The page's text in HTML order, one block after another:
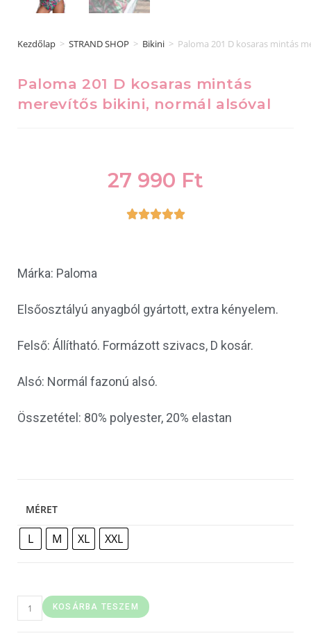
Kezdőlap > STRAND SHOP > Bikini > Paloma 201 D kosaras mintás
Paloma 201 D kosaras mintás
merevítős bikini, normál alsóval
27 990 Ft

Márka: Paloma
Elsőosztályú anyagból gyártott, extra kényelem.
Felső: Állítható. Formázott szivacs, D kosár.
Alsó: Normál fazonú alsó.
Összetétel: 80% polyester, 20% elastan
MÉRET
L M XL XXL
KOSÁRBA TESZEM